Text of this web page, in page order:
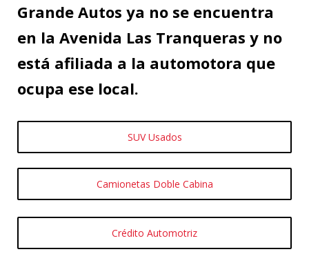
Grande Autos ya no se encuentra
en la Avenida Las Tranqueras y no
está afiliada a la automotora que
ocupa ese local.
SUV Usados
Camionetas Doble Cabina
Crédito Automotriz